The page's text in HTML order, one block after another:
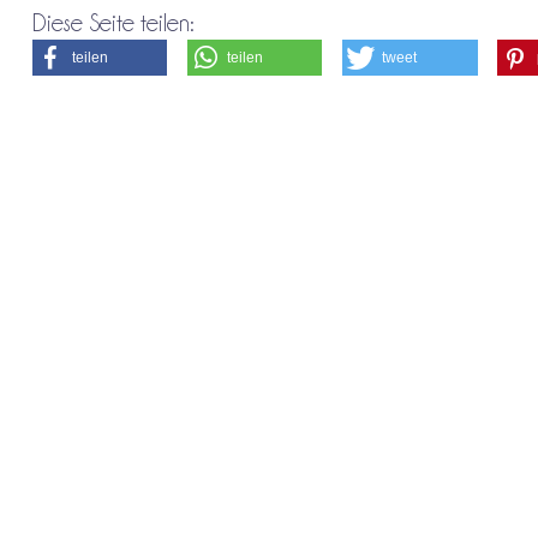
Diese Seite teilen:
teilen teilen tweet